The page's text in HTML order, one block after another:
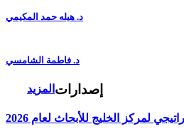
د. هيله حمد المكيمي
د. فاطمة الشامسي
المزيد إصدارات
لمركز الخليج للأبحاث لعام 2026